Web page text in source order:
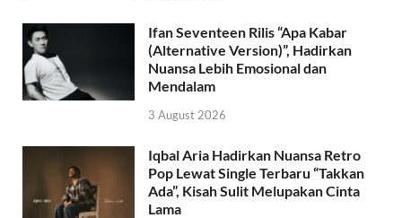
Ifan Seventeen Rilis “Apa Kabar
(Alternative Version)”, Hadirkan
Nuansa Lebih Emosional dan
Mendalam
3 August 2026
Iqbal Aria Hadirkan Nuansa Retro
Pop Lewat Single Terbaru “Takkan
Ada”, Kisah Sulit Melupakan Cinta
Lama